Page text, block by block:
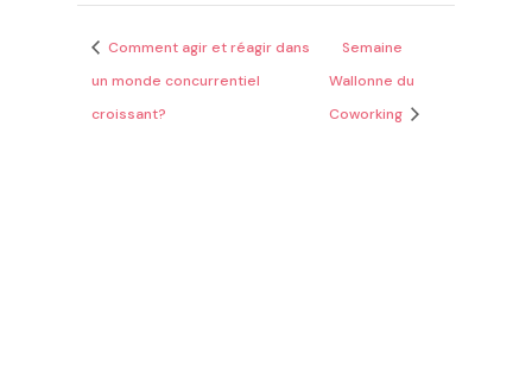
Comment agir et réagir dans
un monde concurrentiel
croissant?
Semaine
Wallonne du
Coworking